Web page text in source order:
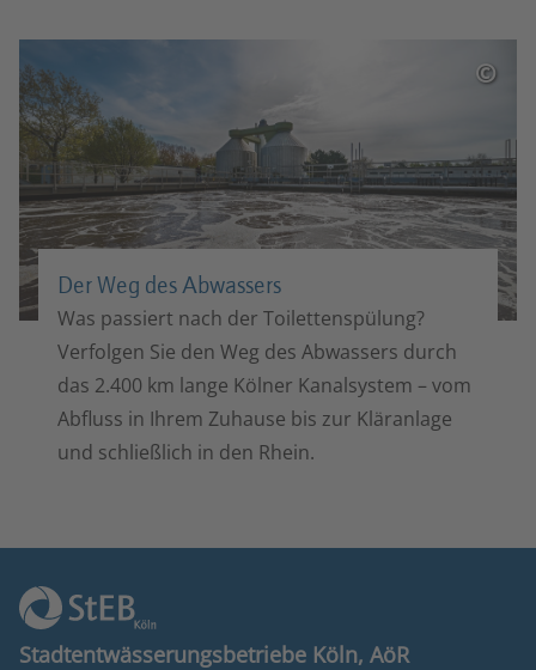
©
Der Weg des Abwassers
Was passiert nach der Toilettenspülung?
Verfolgen Sie den Weg des Abwassers durch
das 2.400 km lange Kölner Kanalsystem – vom
Abfluss in Ihrem Zuhause bis zur Kläranlage
und schließlich in den Rhein.
Stadtentwässerungsbetriebe Köln, AöR